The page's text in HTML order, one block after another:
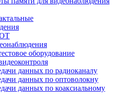
оборудование
данных по радиоканалу
данных по оптоволокну
данных по коаксиальному